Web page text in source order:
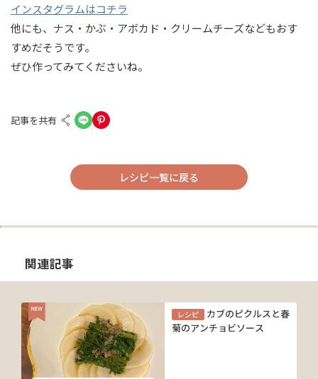
インスタグラムはコチラ
他にも、ナス・かぶ・アボカド・クリームチーズなどもおす
すめだそうです。
ぜひ作ってみてくださいね。
記事を共有
レシピ一覧に戻る
関連記事
レシピ
カブのピクルスと春
菊のアンチョビソース